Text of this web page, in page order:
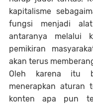
kapitalisme
fungsi menjadi
antaranya melalui
pemikiran
akan terus
Oleh karena itu
menerapkan aturan
konten apa pun